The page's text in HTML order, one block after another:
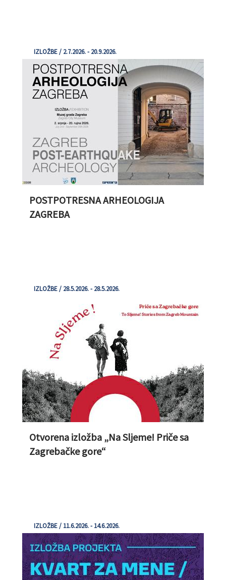
IZLOŽBE / 2.7.2026. - 20.9.2026.
POSTPOTRESNA ARHEOLOGIJA
ZAGREBA
IZLOŽBE / 28.5.2026. - 28.5.2026.
Otvorena izložba „Na Sljeme! Priče sa
Zagrebačke gore“
IZLOŽBE / 11.6.2026. - 14.6.2026.